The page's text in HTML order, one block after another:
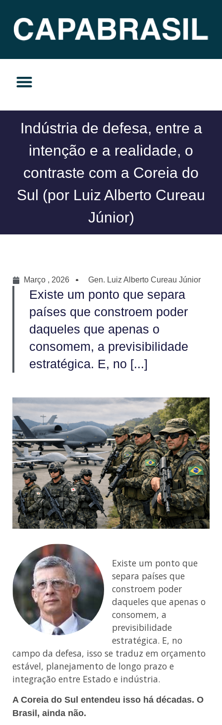
Indústria de defesa, entre a
intenção e a realidade, o
contraste com a Coreia do
Sul (por Luiz Alberto Cureau
Júnior)
Março , 2026 Gen. Luiz Alberto Cureau Júnior
Existe um ponto que separa
países que constroem poder
daqueles que apenas o
consomem, a previsibilidade
estratégica. E, no [...]
Existe um ponto que
separa países que
constroem poder
daqueles que apenas o
consomem, a
previsibilidade
estratégica. E, no
campo da defesa, isso se traduz em orçamento
estável, planejamento de longo prazo e
integração entre Estado e indústria.
A Coreia do Sul entendeu isso há décadas. O
Brasil, ainda não.